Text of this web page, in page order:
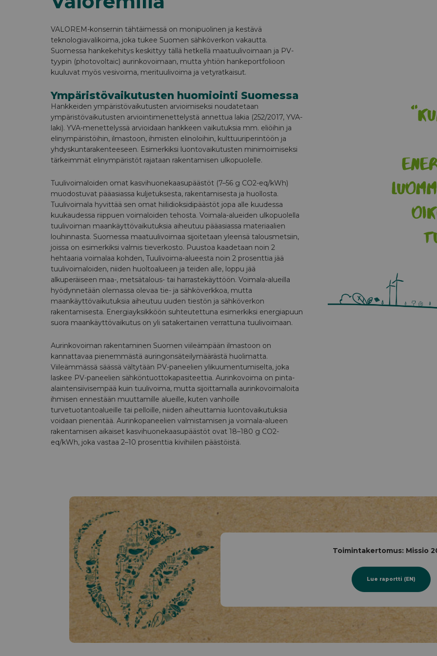
VALOREM-konsernin tähtäimessä on monipuolinen ja kestävä
teknologiavalikoima, joka tukee Suomen sähköverkon vakautta.
Suomessa hankekehitys keskittyy tällä hetkellä maatuulivoimaan ja PV-
tyypin (photovoltaic) aurinkovoimaan, mutta yhtiön hankeportfolioon
kuuluvat myös vesivoima, merituulivoima ja vetyratkaisut.
Ympäristövaikutusten huomiointi Suomessa
Hankkeiden ympäristövaikutusten arvioimiseksi noudatetaan
ympäristövaikutusten arviointimenettelystä annettua lakia (252/2017, YVA-
laki). YVA-menettelyssä arvioidaan hankkeen vaikutuksia mm. eliöihin ja
elinympäristöihin, ilmastoon, ihmisten elinoloihin, kulttuuriperintöön ja
yhdyskuntarakenteeseen. Esimerkiksi luontovaikutusten minimoimiseksi
tärkeimmät elinympäristöt rajataan rakentamisen ulkopuolelle.
Tuulivoimaloiden omat kasvihuonekaasupäästöt (7–56 g CO2-eq/kWh)
muodostuvat pääasiassa kuljetuksesta, rakentamisesta ja huollosta.
Tuulivoimala hyvittää sen omat hiilidioksidipäästöt jopa alle kuudessa
kuukaudessa riippuen voimaloiden tehosta. Voimala-alueiden ulkopuolella
tuulivoiman maankäyttövaikutuksia aiheutuu pääasiassa materiaalien
louhinnasta. Suomessa maatuulivoimaa sijoitetaan yleensä talousmetsiin,
joissa on esimerkiksi valmis tieverkosto. Puustoa kaadetaan noin 2
hehtaaria voimalaa kohden, Tuulivoima-alueesta noin 2 prosenttia jää
tuulivoimaloiden, niiden huoltoalueen ja teiden alle, loppu jää
alkuperäiseen maa-, metsätalous- tai harrastekäyttöön. Voimala-alueilla
hyödynnetään olemassa olevaa tie- ja sähköverkkoa, mutta
maankäyttövaikutuksia aiheutuu uuden tiestön ja sähköverkon
rakentamisesta. Energiayksikköön suhteutettuna esimerkiksi energiapuun
suora maankäyttövaikutus on yli satakertainen verrattuna tuulivoimaan.
Aurinkovoiman rakentaminen Suomen viileämpään ilmastoon on
kannattavaa pienemmästä auringonsäteilymäärästä huolimatta.
Viileämmässä säässä vältytään PV-paneelien ylikuumentumiselta, joka
laskee PV-paneelien sähköntuottokapasiteettia. Aurinkovoima on pinta-
alaintensiivisempää kuin tuulivoima, mutta sijoittamalla aurinkovoimaloita
ihmisen ennestään muuttamille alueille, kuten vanhoille
turvetuotantoalueille tai pelloille, niiden aiheuttamia luontovaikutuksia
voidaan pienentää. Aurinkopaneelien valmistamisen ja voimala-alueen
rakentamisen aikaiset kasvihuonekaasupäästöt ovat 18–180 g CO2-
eq/kWh, joka vastaa 2–10 prosenttia kivihiilen päästöistä.
Toimintakertomus: Missio
Lue raportti (EN)